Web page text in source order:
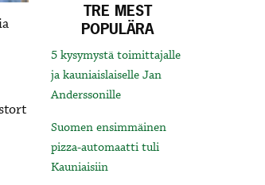
TRE MEST
POPULÄRA
5 kysymystä toimittajalle
ja kauniaislaiselle Jan
Anderssonille
Suomen ensimmäinen
pizza-automaatti tuli
Kauniaisiin